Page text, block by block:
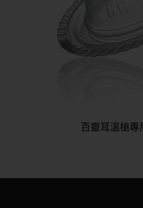
百靈耳溫槍專